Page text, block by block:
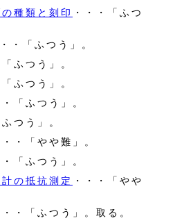
種類と刻印
・・・「ふつ
・・「ふつう」。
「ふつう」。
「ふつう」。
・「ふつう」。
つう」。
・・「やや難」。
・「ふつう」。
の抵抗測定
・・・「やや
・・「ふつう」。取る。